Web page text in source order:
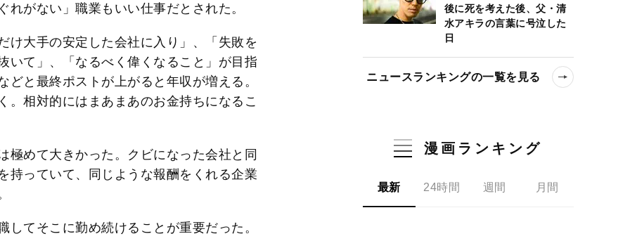
がない」職業もいい仕事だとされた。
け大手の安定した会社に入り」、「失敗を
いて」、「なるべく偉くなること」が目指
と最終ポストが上がると年収が増える。
。相対的にはまあまあのお金持ちになるこ
極めて大きかった。クビになった会社と同
持っていて、同じような報酬をくれる企業
てそこに勤め続けることが重要だった。
後に死を考えた後、父・清
水アキラの言葉に号泣した
日
ニュースランキングの一覧を見る
漫画ランキング
最新 24時間 週間 月間